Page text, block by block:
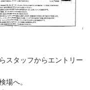
スタッフからエントリー
場へ。